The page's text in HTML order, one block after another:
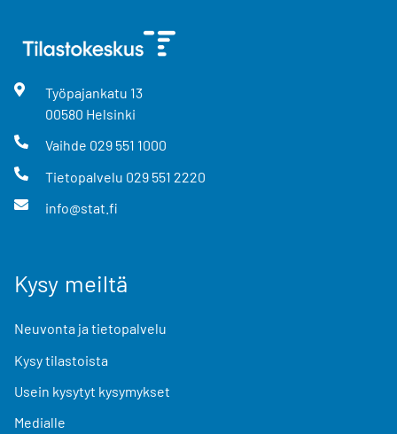
Työpajankatu 13
00580 Helsinki
Vaihde 029 551 1000
Tietopalvelu 029 551 2220
info@stat.fi
Kysy meiltä
Neuvonta ja tietopalvelu
Kysy tilastoista
Usein kysytyt kysymykset
Medialle